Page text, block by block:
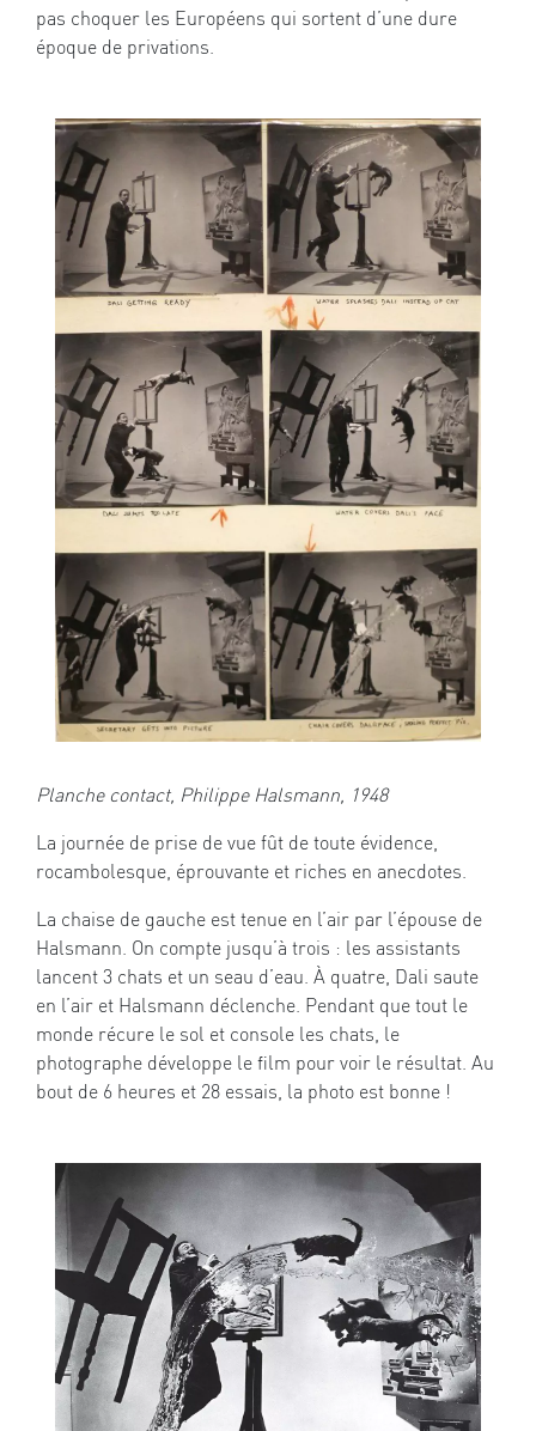
pas choquer les Européens qui sortent d’une dure
époque de privations.
Planche contact, Philippe Halsmann, 1948
La journée de prise de vue fût de toute évidence,
rocambolesque, éprouvante et riches en anecdotes.
La chaise de gauche est tenue en l’air par l’épouse de
Halsmann. On compte jusqu’à trois : les assistants
lancent 3 chats et un seau d’eau. À quatre, Dali saute
en l’air et Halsmann déclenche. Pendant que tout le
monde récure le sol et console les chats, le
photographe développe le film pour voir le résultat. Au
bout de 6 heures et 28 essais, la photo est bonne !